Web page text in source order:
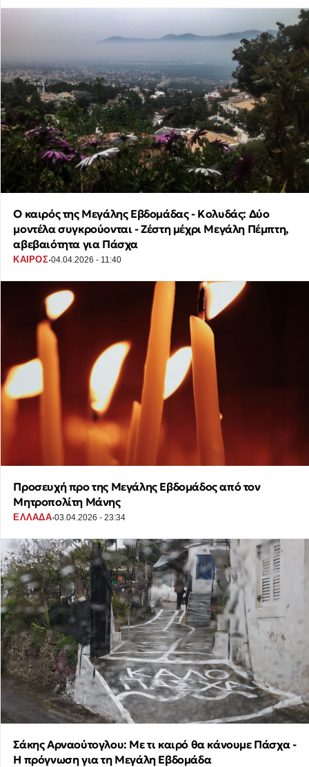
Ο καιρός της Μεγάλης Εβδομάδας - Κολυδάς: Δύο
μοντέλα συγκρούονται - Ζέστη μέχρι Μεγάλη Πέμπτη,
αβεβαιότητα για Πάσχα
ΚΑΙΡΟΣ·04.04.2026 - 11:40
Προσευχή προ της Μεγάλης Εβδομάδος από τον
Μητροπολίτη Μάνης
ΕΛΛΑΔΑ·03.04.2026 - 23:34
Σάκης Αρναούτογλου: Με τι καιρό θα κάνουμε Πάσχα -
Η πρόγνωση για τη Μεγάλη Εβδομάδα